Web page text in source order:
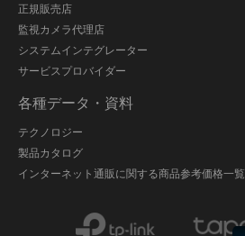
正規販売店
監視カメラ代理店
システムインテグレーター
サービスプロバイダー
各種データ・資料
テクノロジー
製品カタログ
インターネット通販に関する商品参考価格一覧